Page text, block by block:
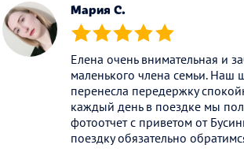
Мария С.
(*) (*) (*) (*) (*)
Елена очень внимательная и
маленького члена семьи. Наш
перенесла передержку
каждый день в поездке мы
фотоотчет с приветом от
поездку обязательно